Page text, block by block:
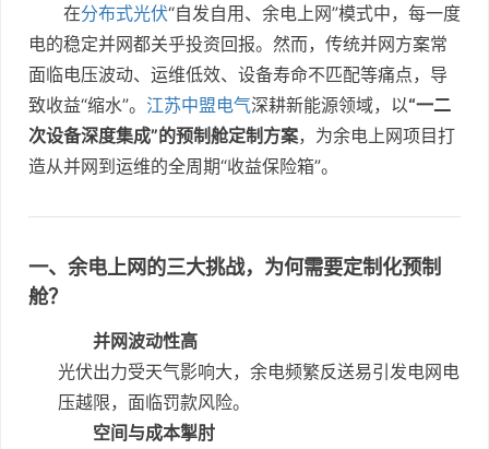
在分布式光伏“自发自用、余电上网”模式中，每一度
电的稳定并网都关乎投资回报。然而，传统并网方案常
面临电压波动、运维低效、设备寿命不匹配等痛点，导
致收益“缩水”。 江苏中盟电气深耕新能源领域，以“一二
次设备深度集成”的预制舱定制方案，为余电上网项目打
造从并网到运维的全周期“收益保险箱”。
一、余电上网的三大挑战，为何需要定制化预制
舱？
并网波动性高
光伏出力受天气影响大，余电频繁反送易引发电网电
压越限，面临罚款风险。
空间与成本掣肘